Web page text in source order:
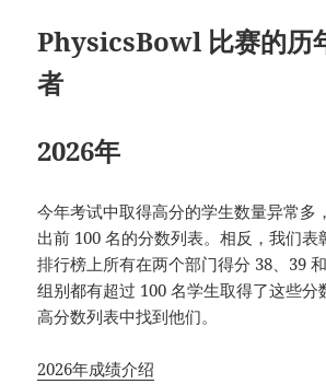
PhysicsBowl 比赛的历
者
2026年
今年考试中取得高分的学生数量异常多
出前 100 名的分数列表。相反，我们表
排行榜上所有在两个部门得分 38、39
组别都有超过 100 名学生取得了这些分
高分数列表中找到他们。
2026年成绩介绍